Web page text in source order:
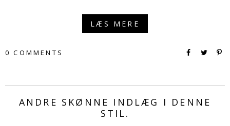
LÆS MERE
0 COMMENTS
ANDRE SKØNNE INDLÆG I DENNE
STIL.